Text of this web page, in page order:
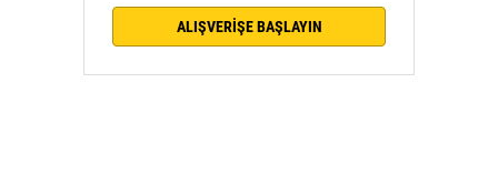
ALIŞVERİŞE BAŞLAYIN